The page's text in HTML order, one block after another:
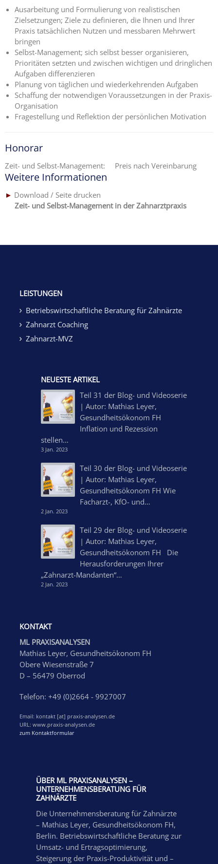
Ausarbeitung und Formulierung von realistischen
Zielsetzungen; Ziele zu definieren, die Ihnen und Ihrer
Praxis tatsächlichen Nutzen und messbaren Mehrwert
bringen
Selbst-Management; sich selbst besser organisieren,
Prioritäten setzten und zwischen wichtigen und dringlichen
Aufgaben differenzieren
Planung von täglichen und wiederkehrenden Aufgaben
Schaffung der notwendigen Voraussetzungen in der Praxis-
Organisation
Fragestellung und Reflektion der persönlichen Motivation
Honorar
Zeit- und Selbst-Management: Preis nach Vereinbarung
Weitere Informationen
► Download / Seite drucken
Zeit- und Selbst-Management in der Zahnarztpraxis
LEISTUNGEN
Betriebswirtschaftliche Beratung für Zahnärzte
Zahnarzt Coaching
Zahnarzt-MVZ
NEUESTE ARTIKEL
Teil 31 der Blog- und Videoserie
| Autor: Mathias Leyer,
Gesundheitsökonom FH
Inflation und Rezession
stellen…
3 Jan. 2023
Teil 30 der Blog- und Videoserie
| Autor: Mathias Leyer,
Gesundheitsökonom FH Wie
Facharzt-, KfO- und…
2 Jan. 2023
Teil 29 der Blog- und Videoserie
| Autor: Mathias Leyer,
Gesundheitsökonom FH Die
Herausforderungen Ihrer
„Zahnarzt-Mandanten“…
2 Jan. 2023
KONTAKT
ML PRAXISANALYSEN
Mathias Leyer, Gesundheitsökonom FH
Obere Wiesenstraße 7
D – 56479 Oberrod
Telefon: +49 (0)2664 - 9927007
Email: kontakt [at] praxis-analysen.de
URL: www.praxis-analysen.de
zum Kontaktformular
ÜBER ML PRAXISANALYSEN –
UNTERNEHMENSBERATUNG FÜR
ZAHNÄRZTE
Die Unternehmensberatung für Zahnärzte
– Mathias Leyer, Gesundheitsökonom FH,
Berlin. Betriebswirtschaftliche Beratung zur
Umsatz- und Ertragsoptimierung,
Steigerung der Praxis-Produktivität und –